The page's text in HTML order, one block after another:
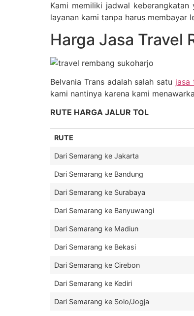
Kami memiliki jadwal
layanan kami tanpa harus membayar
Harga Jasa Travel
Belvania Trans adalah salah satu jasa
kami nantinya karena kami
RUTE HARGA JALUR TOL
RUTE
Dari Semarang ke Jakarta
Dari Semarang ke Bandung
Dari Semarang ke Surabaya
Dari Semarang ke Banyuwangi
Dari Semarang ke Madiun
Dari Semarang ke Bekasi
Dari Semarang ke Cirebon
Dari Semarang ke Kediri
Dari Semarang ke Solo/Jogja